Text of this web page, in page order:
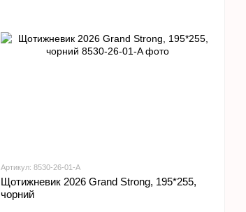
Артикул: 8530-26-01-A
Щотижневик 2026 Grand Strong, 195*255,
чорний